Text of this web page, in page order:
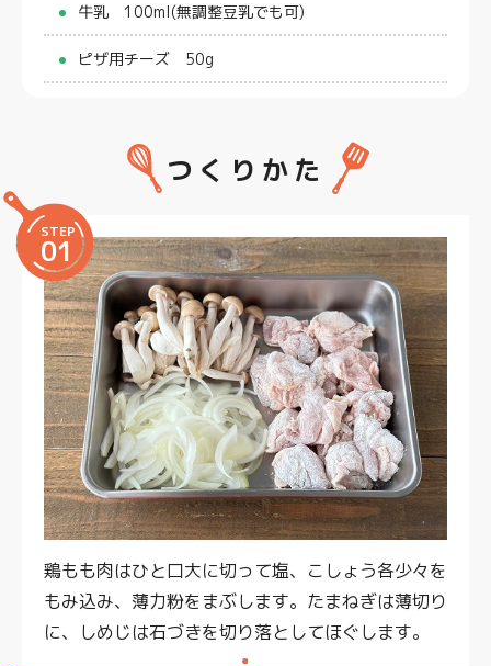
牛乳 100ml(無調整豆乳でも可)
ピザ用チーズ 50g
つくりかた
STEP
01
鶏もも肉はひと口大に切って塩、こしょう各少々を
もみ込み、薄力粉をまぶします。たまねぎは薄切り
に、しめじは石づきを切り落としてほぐします。